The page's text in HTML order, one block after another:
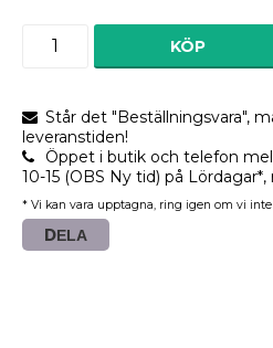
KÖP
Står det "Beställningsvara",
leveranstiden!
Öppet i butik och telefon
10-15 (OBS Ny tid) på
* Vi kan vara upptagna, ring igen om vi inte
DELA